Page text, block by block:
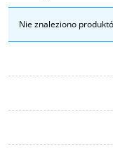
Nie znaleziono